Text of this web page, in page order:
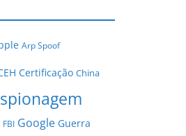
Arp Spoof
Certificação China
FBI Google Guerra